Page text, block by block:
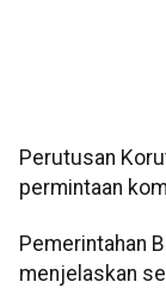
Perutusan
permintaan
Pemerintahan
menjelaskan